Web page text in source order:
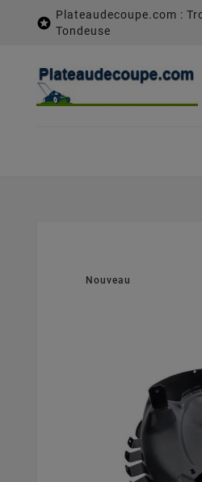

Plateaudecoupe.com :
Tondeuse
Nouveau